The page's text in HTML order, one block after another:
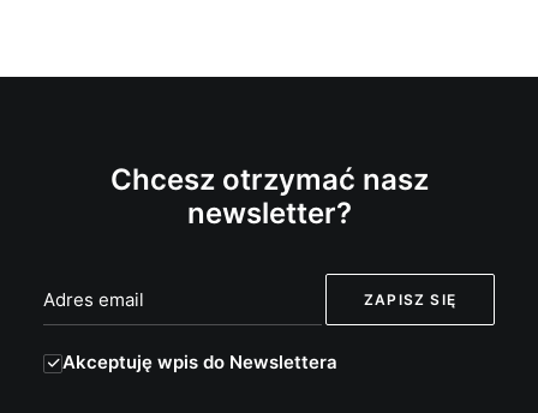
Chcesz otrzymać nasz
newsletter?
Akceptuję wpis do Newslettera